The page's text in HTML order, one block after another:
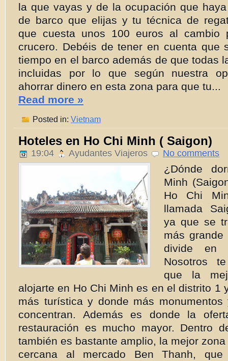
la que vayas y de la ocupación que
de barco que elijas y tu técnica de
que cuesta unos 100 euros al cambio
crucero. Debéis de tener en cuenta que
tiempo en el barco además de que todas
incluidas por lo que según nuestra
ahorrar dinero en esta zona para que tu...
Read more »
Posted in: Vietnam
Hoteles en Ho Chi Minh ( Saigon)
19:04 Ayudantes Viajeros No comments
¿Dónde
Minh
Ho Chi
llamada
ya que se
más
divide en
Nosotros
que la
alojarte en Ho Chi Minh es en el distrito 1
más turística y donde más monumentos
concentran. Además es donde la
restauración es mucho mayor. Dentro
también es bastante amplio, la mejor
cercana al mercado Ben Thanh,